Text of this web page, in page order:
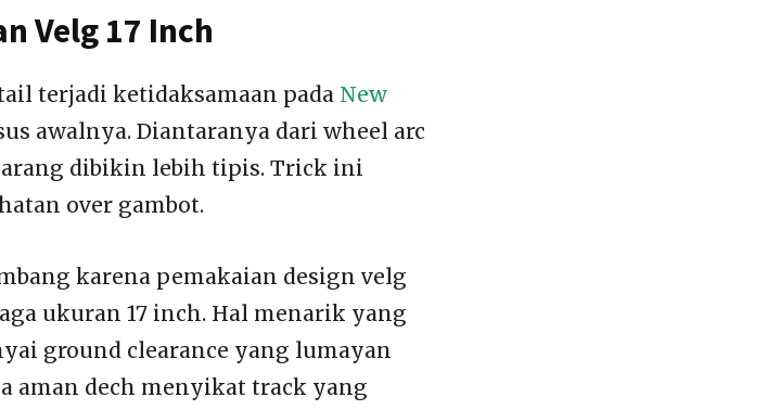
Velg 17 Inch
terjadi ketidaksamaan pada New
awalnya. Diantaranya dari wheel arc
dibikin lebih tipis. Trick ini
over gambot.
karena pemakaian design velg
ukuran 17 inch. Hal menarik yang
ground clearance yang lumayan
aman dech menyikat track yang